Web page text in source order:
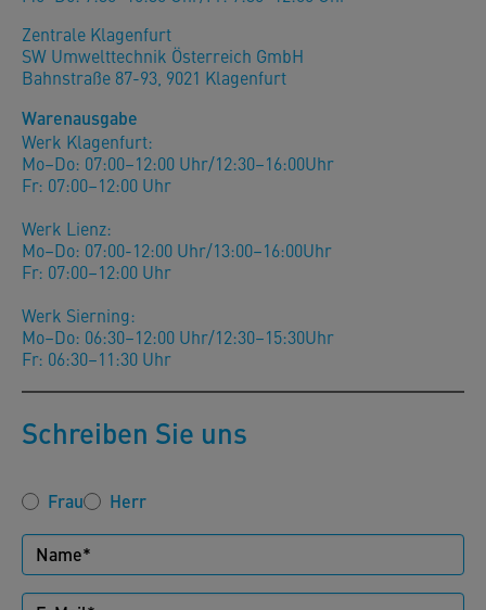
Zentrale Klagenfurt
SW Umwelttechnik Österreich GmbH
Bahnstraße 87-93, 9021 Klagenfurt
Warenausgabe
Werk Klagenfurt:
Mo–Do: 07:00–12:00 Uhr/12:30–16:00Uhr
Fr: 07:00–12:00 Uhr
Werk Lienz:
Mo–Do: 07:00-12:00 Uhr/13:00–16:00Uhr
Fr: 07:00–12:00 Uhr
Werk Sierning:
Mo–Do: 06:30–12:00 Uhr/12:30–15:30Uhr
Fr: 06:30–11:30 Uhr
Schreiben Sie uns
Frau Herr